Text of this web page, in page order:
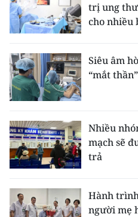
54 DÂN TỘC VIỆT NAM
CHƯƠNG TRÌNH OCOP -
MỘT SẢN PHẨM
RADIO
MEDIA CENTER
E-Magazine
Video
Media Chính trị
trị ung
cho nhiều
Siêu âm
“mắt
Nhiều
mạch sẽ
trả
Hành
người mẹ